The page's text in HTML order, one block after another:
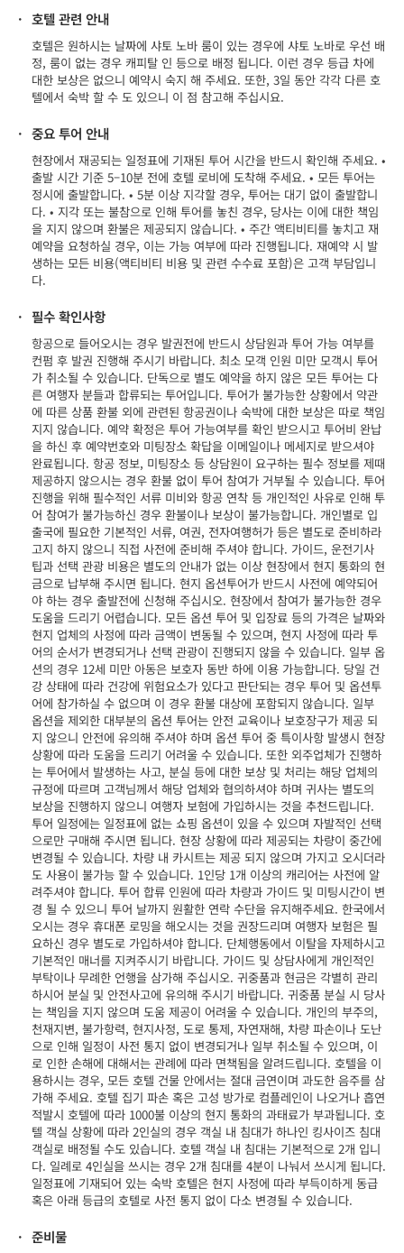
· 호텔 관련 안내
호텔은 원하시는 날짜에 샤토 노바 룸이 있는 경우에 샤토 노바로 우선 배
정, 룸이 없는 경우 캐피탈 인 등으로 배정 됩니다. 이런 경우 등급 차에
대한 보상은 없으니 예약시 숙지 해 주세요. 또한, 3일 동안 각각 다른 호
텔에서 숙박 할 수 도 있으니 이 점 참고해 주십시요.
· 중요 투어 안내
현장에서 재공되는 일정표에 기재된 투어 시간을 반드시 확인해 주세요. •
출발 시간 기준 5–10분 전에 호텔 로비에 도착해 주세요. • 모든 투어는
정시에 출발합니다. • 5분 이상 지각할 경우, 투어는 대기 없이 출발합니
다. • 지각 또는 불참으로 인해 투어를 놓친 경우, 당사는 이에 대한 책임
을 지지 않으며 환불은 제공되지 않습니다. • 주간 액티비티를 놓치고 재
예약을 요청하실 경우, 이는 가능 여부에 따라 진행됩니다. 재예약 시 발
생하는 모든 비용(액티비티 비용 및 관련 수수료 포함)은 고객 부담입니
다.
· 필수 확인사항
항공으로 들어오시는 경우 발권전에 반드시 상담원과 투어 가능 여부를
컨펌 후 발권 진행해 주시기 바랍니다. 최소 모객 인원 미만 모객시 투어
가 취소될 수 있습니다. 단독으로 별도 예약을 하지 않은 모든 투어는 다
른 여행자 분들과 합류되는 투어입니다. 투어가 불가능한 상황에서 약관
에 따른 상품 환불 외에 관련된 항공권이나 숙박에 대한 보상은 따로 책임
지지 않습니다. 예약 확정은 투어 가능여부를 확인 받으시고 투어비 완납
을 하신 후 예약번호와 미팅장소 확답을 이메일이나 메세지로 받으셔야
완료됩니다. 항공 정보, 미팅장소 등 상담원이 요구하는 필수 정보를 제때
제공하지 않으시는 경우 환불 없이 투어 참여가 거부될 수 있습니다. 투어
진행을 위해 필수적인 서류 미비와 항공 연착 등 개인적인 사유로 인해 투
어 참여가 불가능하신 경우 환불이나 보상이 불가능합니다. 개인별로 입
출국에 필요한 기본적인 서류, 여권, 전자여행허가 등은 별도로 준비하라
고지 하지 않으니 직접 사전에 준비해 주셔야 합니다. 가이드, 운전기사
팁과 선택 관광 비용은 별도의 안내가 없는 이상 현장에서 현지 통화의 현
금으로 납부해 주시면 됩니다. 현지 옵션투어가 반드시 사전에 예약되어
야 하는 경우 출발전에 신청해 주십시오. 현장에서 참여가 불가능한 경우
도움을 드리기 어렵습니다. 모든 옵션 투어 및 입장료 등의 가격은 날짜와
현지 업체의 사정에 따라 금액이 변동될 수 있으며, 현지 사정에 따라 투
어의 순서가 변경되거나 선택 관광이 진행되지 않을 수 있습니다. 일부 옵
션의 경우 12세 미만 아동은 보호자 동반 하에 이용 가능합니다. 당일 건
강 상태에 따라 건강에 위험요소가 있다고 판단되는 경우 투어 및 옵션투
어에 참가하실 수 없으며 이 경우 환불 대상에 포함되지 않습니다. 일부
옵션을 제외한 대부분의 옵션 투어는 안전 교육이나 보호장구가 제공 되
지 않으니 안전에 유의해 주셔야 하며 옵션 투어 중 특이사항 발생시 현장
상황에 따라 도움을 드리기 어려울 수 있습니다. 또한 외주업체가 진행하
는 투어에서 발생하는 사고, 분실 등에 대한 보상 및 처리는 해당 업체의
규정에 따르며 고객님께서 해당 업체와 협의하셔야 하며 귀사는 별도의
보상을 진행하지 않으니 여행자 보험에 가입하시는 것을 추천드립니다.
투어 일정에는 일정표에 없는 쇼핑 옵션이 있을 수 있으며 자발적인 선택
으로만 구매해 주시면 됩니다. 현장 상황에 따라 제공되는 차량이 중간에
변경될 수 있습니다. 차량 내 카시트는 제공 되지 않으며 가지고 오시더라
도 사용이 불가능 할 수 있습니다. 1인당 1개 이상의 캐리어는 사전에 알
려주셔야 합니다. 투어 합류 인원에 따라 차량과 가이드 및 미팅시간이 변
경 될 수 있으니 투어 날까지 원활한 연락 수단을 유지해주세요. 한국에서
오시는 경우 휴대폰 로밍을 해오시는 것을 권장드리며 여행자 보험은 필
요하신 경우 별도로 가입하셔야 합니다. 단체행동에서 이탈을 자제하시고
기본적인 매너를 지켜주시기 바랍니다. 가이드 및 상담사에게 개인적인
부탁이나 무례한 언행을 삼가해 주십시오. 귀중품과 현금은 각별히 관리
하시어 분실 및 안전사고에 유의해 주시기 바랍니다. 귀중품 분실 시 당사
는 책임을 지지 않으며 도움 제공이 어려울 수 있습니다. 개인의 부주의,
천재지변, 불가항력, 현지사정, 도로 통제, 자연재해, 차량 파손이나 도난
으로 인해 일정이 사전 통지 없이 변경되거나 일부 취소될 수 있으며, 이
로 인한 손해에 대해서는 관례에 따라 면책됨을 알려드립니다. 호텔을 이
용하시는 경우, 모든 호텔 건물 안에서는 절대 금연이며 과도한 음주를 삼
가해 주세요. 호텔 집기 파손 혹은 고성 방가로 컴플레인이 나오거나 흡연
적발시 호텔에 따라 1000불 이상의 현지 통화의 과태료가 부과됩니다. 호
텔 객실 상황에 따라 2인실의 경우 객실 내 침대가 하나인 킹사이즈 침대
객실로 배정될 수도 있습니다. 호텔 객실 내 침대는 기본적으로 2개 입니
다. 일례로 4인실을 쓰시는 경우 2개 침대를 4분이 나눠서 쓰시게 됩니다.
일정표에 기재되어 있는 숙박 호텔은 현지 사정에 따라 부득이하게 동급
혹은 아래 등급의 호텔로 사전 통지 없이 다소 변경될 수 있습니다.
· 준비물